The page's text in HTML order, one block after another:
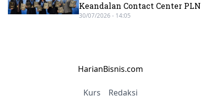
Keandalan Contact Center PLN
30/07/2026 - 14:05
HarianBisnis.com
Kurs Redaksi